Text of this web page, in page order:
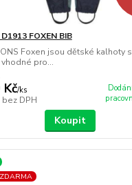
FOXEN BIB
Foxen jsou dětské kalhoty
pro...
/ks
bez DPH
Koupit